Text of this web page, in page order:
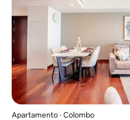
Apartamento ⋅ Colombo